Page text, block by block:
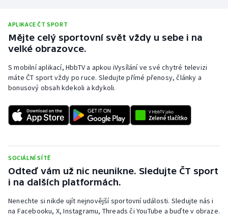
APLIKACE ČT SPORT
Mějte celý sportovní svět vždy u sebe i na
velké obrazovce.
S mobilní aplikací, HbbTV a apkou iVysílání ve své chytré televizi
máte ČT sport vždy po ruce. Sledujte přímé přenosy, články a
bonusový obsah kdekoli a kdykoli.
SOCIÁLNÍ SÍTĚ
Odteď vám už nic neunikne. Sledujte ČT sport
i na dalších platformách.
Nenechte si nikde ujít nejnovější sportovní události. Sledujte nás i
na Facebooku, X, Instagramu, Threads či YouTube a buďte v obraze.